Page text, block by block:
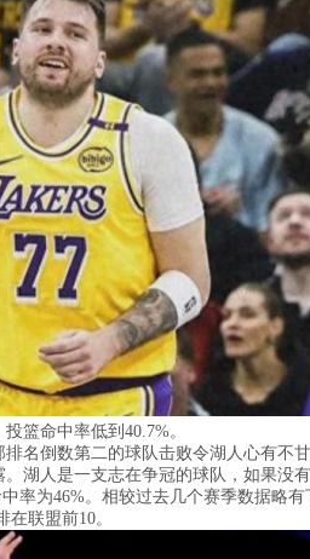
篮命中率低到40.7%。
名倒数第二的球队击败令湖人心有不甘
湖人是一支志在争冠的球队，如果没
率为46%。相较过去几个赛季数据略
联盟前10。